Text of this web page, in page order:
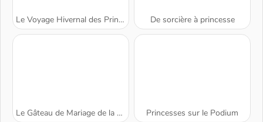
Le Voyage Hivernal des Princesses De sorcière à princesse
Le Gâteau de Mariage de la Princesse Princesses sur le Podium